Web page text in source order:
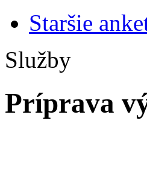
Staršie
Služby
Príprava